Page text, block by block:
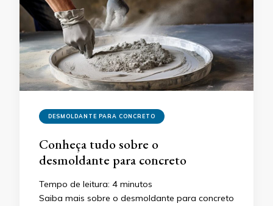
DESMOLDANTE PARA CONCRETO
Conheça tudo sobre o
desmoldante para concreto
Tempo de leitura: 4 minutos
Saiba mais sobre o desmoldante para concreto